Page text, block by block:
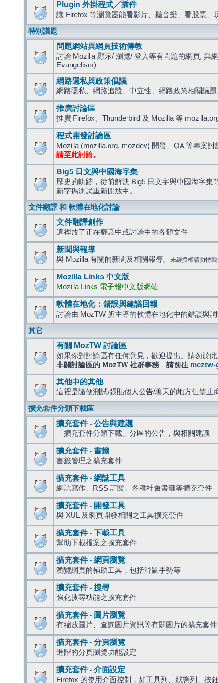
Plugin 外掛程式╱插件
讓 Firefox 等瀏覽器能看影片、聽音樂、看股票、
特別議題
問題網站與網頁技術傳教
討論 Mozilla 顯示/ 瀏覽/ 登入等有問題的網頁, 與
Evangelism)
網路隱私與政策倡議
網路隱私、網路追蹤、中立性、網路政策相關議題
推廣討論區
推廣 Firefox、Thunderbird 及 Mozilla 等
程式開發討論區
Mozilla (mozilla.org, mozdev) 開發、QA 等專案討
請至此討論。
Big5 日文與中國海字集
歷史的軌跡，從前解決 Big5 日文字與中國海字集
新字碼測試重新開放中。
文件翻譯 和 軟體在地化討論
文件翻譯創作
這裡放了正在翻譯中或討論中的各類文件
新聞與報導
與 Mozilla 有關的新聞及相關報導。 未經授權請勿轉
Mozilla Links 中文版
Mozilla Links 電子報中文版網站
軟體在地化：錯誤與建議回報
討論由 MozTW 所主導的軟體在地化中的錯誤與
其它
有關 MozTW 討論區
如果你對討論區有任何意見，歡迎提出。請勿於
非關討論區的 MozTW 社群事務，請前往 moztw-
其他中的其他
這裡是隨便測試/張貼個人公告/聊天的地方但禁止
擴充套件分類下載區
擴充套件 - 公告與建議
「擴充套件分類下載」分區的公告，與相關建議
擴充套件 - 書籤
書籤管理之擴充套件
擴充套件 - 網誌工具
網誌寫作、RSS 訂閱、各種社會書籤等擴充套件
擴充套件 - 開發工具
與 XUL 及網頁開發相關之工具擴充套件
擴充套件 - 下載工具
幫助下載檔案之擴充套件
擴充套件 - 網頁瀏覽
瀏覽網頁的輔助工具，包括滑鼠手勢等
擴充套件 - 搜尋
強化搜尋功能之擴充套件
擴充套件 - 圖片瀏覽
有縮放圖片、查詢圖片資訊等有關圖片的擴充套件
擴充套件 - 分頁瀏覽
進階的分頁瀏覽功能設定
擴充套件 - 介面設定
Firefox 的使用介面控制，如工具列、狀態列、按